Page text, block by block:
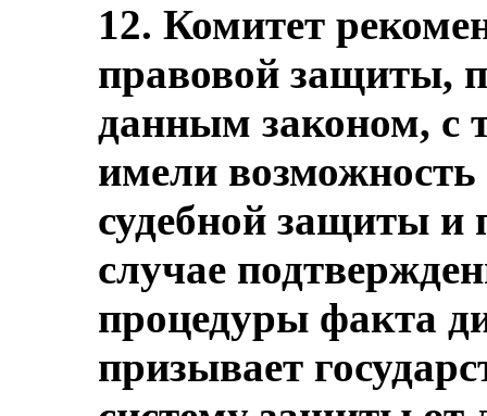
12. Комитет
правовой защиты,
данным законом, с
имели
судебной защиты и
случае
процедуры факта
призывает